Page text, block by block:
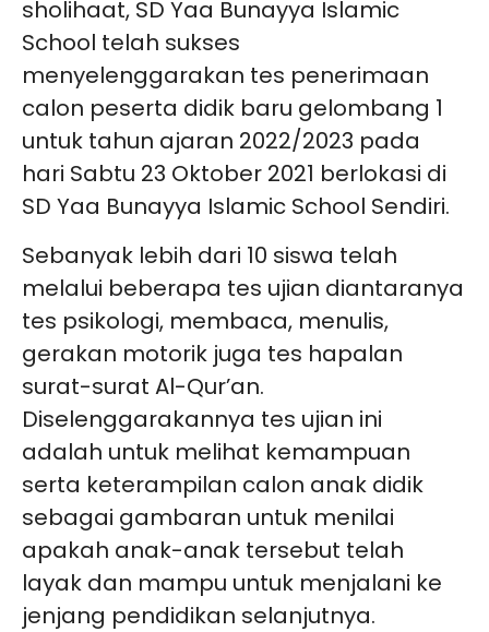
sholihaat, SD Yaa Bunayya Islamic
School telah sukses
menyelenggarakan tes penerimaan
calon peserta didik baru gelombang 1
untuk tahun ajaran 2022/2023 pada
hari Sabtu 23 Oktober 2021 berlokasi di
SD Yaa Bunayya Islamic School Sendiri.
Sebanyak lebih dari 10 siswa telah
melalui beberapa tes ujian diantaranya
tes psikologi, membaca, menulis,
gerakan motorik juga tes hapalan
surat-surat Al-Qur’an.
Diselenggarakannya tes ujian ini
adalah untuk melihat kemampuan
serta keterampilan calon anak didik
sebagai gambaran untuk menilai
apakah anak-anak tersebut telah
layak dan mampu untuk menjalani ke
jenjang pendidikan selanjutnya.